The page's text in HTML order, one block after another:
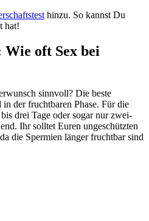
hinzu. So kannst Du
hat!
Wie oft Sex bei
sinnvoll? Die beste
der fruchtbaren Phase. Für die
drei Tage oder sogar nur zwei-
Ihr solltet Euren ungeschützten
die Spermien länger fruchtbar sind